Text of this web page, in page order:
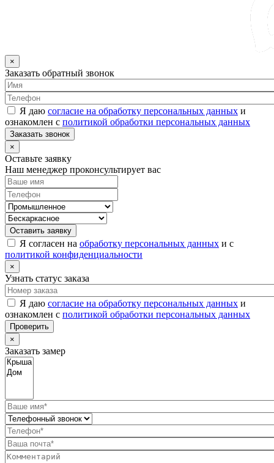
×
Заказать обратный звонок
Я даю согласие на обработку персональных данных и
ознакомлен с политикой обработки персональных данных
Заказать звонок
×
Оставьте заявку
Наш менеджер проконсультирует вас
Оставить заявку
Я согласен на обработку персональных данных и с
политикой конфиденциальности
×
Узнать статус заказа
Я даю согласие на обработку персональных данных и
ознакомлен с политикой обработки персональных данных
Проверить
×
Заказать замер